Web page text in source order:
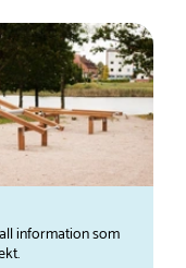
information som